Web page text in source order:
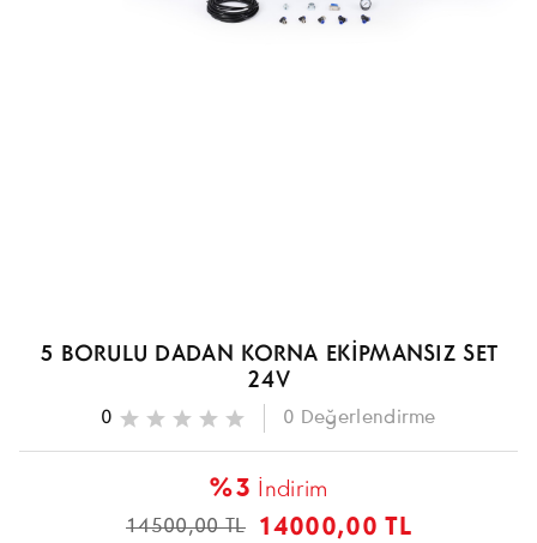
5 BORULU DADAN KORNA EKİPMANSIZ SET
24V
0 0 Değerlendirme
%3 İndirim
14500,00 TL 14000,00 TL